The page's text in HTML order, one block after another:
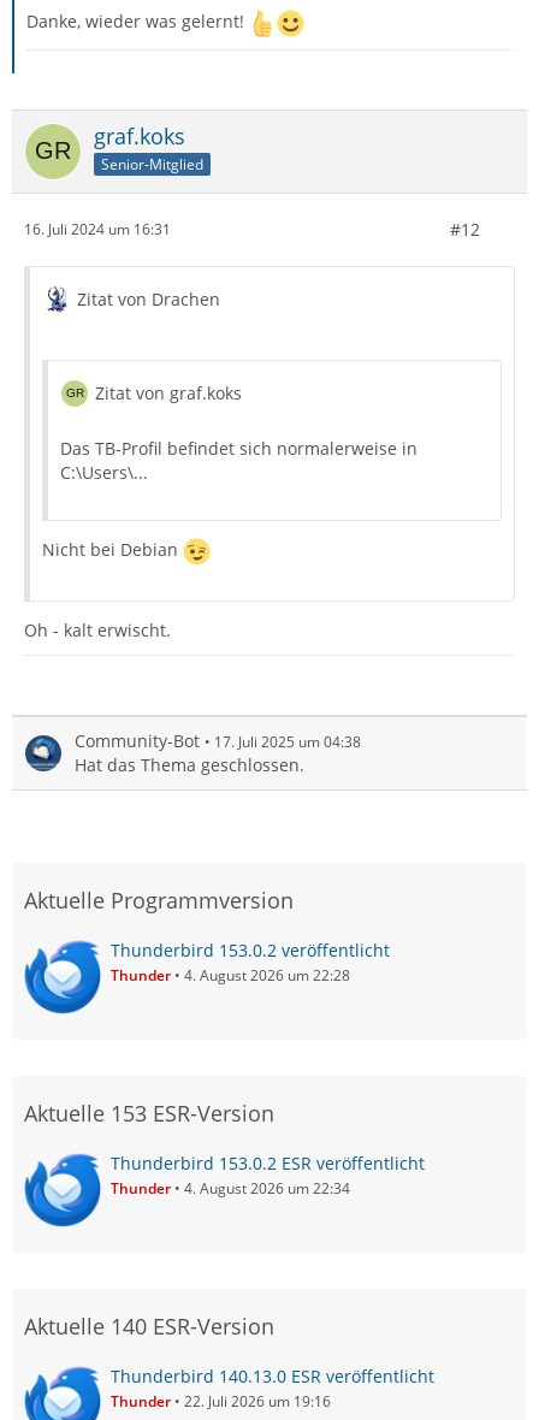
Danke, wieder was gelernt!
graf.koks
Senior-Mitglied
16. Juli 2024 um 16:31 #12
Zitat von Drachen
Zitat von graf.koks
Das TB-Profil befindet sich normalerweise in
C:\Users\...
Nicht bei Debian
Oh - kalt erwischt.
Community-Bot 17. Juli 2025 um 04:38
Hat das Thema geschlossen.
Aktuelle Programmversion
Thunderbird 153.0.2 veröffentlicht
Thunder 4. August 2026 um 22:28
Aktuelle 153 ESR-Version
Thunderbird 153.0.2 ESR veröffentlicht
Thunder 4. August 2026 um 22:34
Aktuelle 140 ESR-Version
Thunderbird 140.13.0 ESR veröffentlicht
Thunder 22. Juli 2026 um 19:16